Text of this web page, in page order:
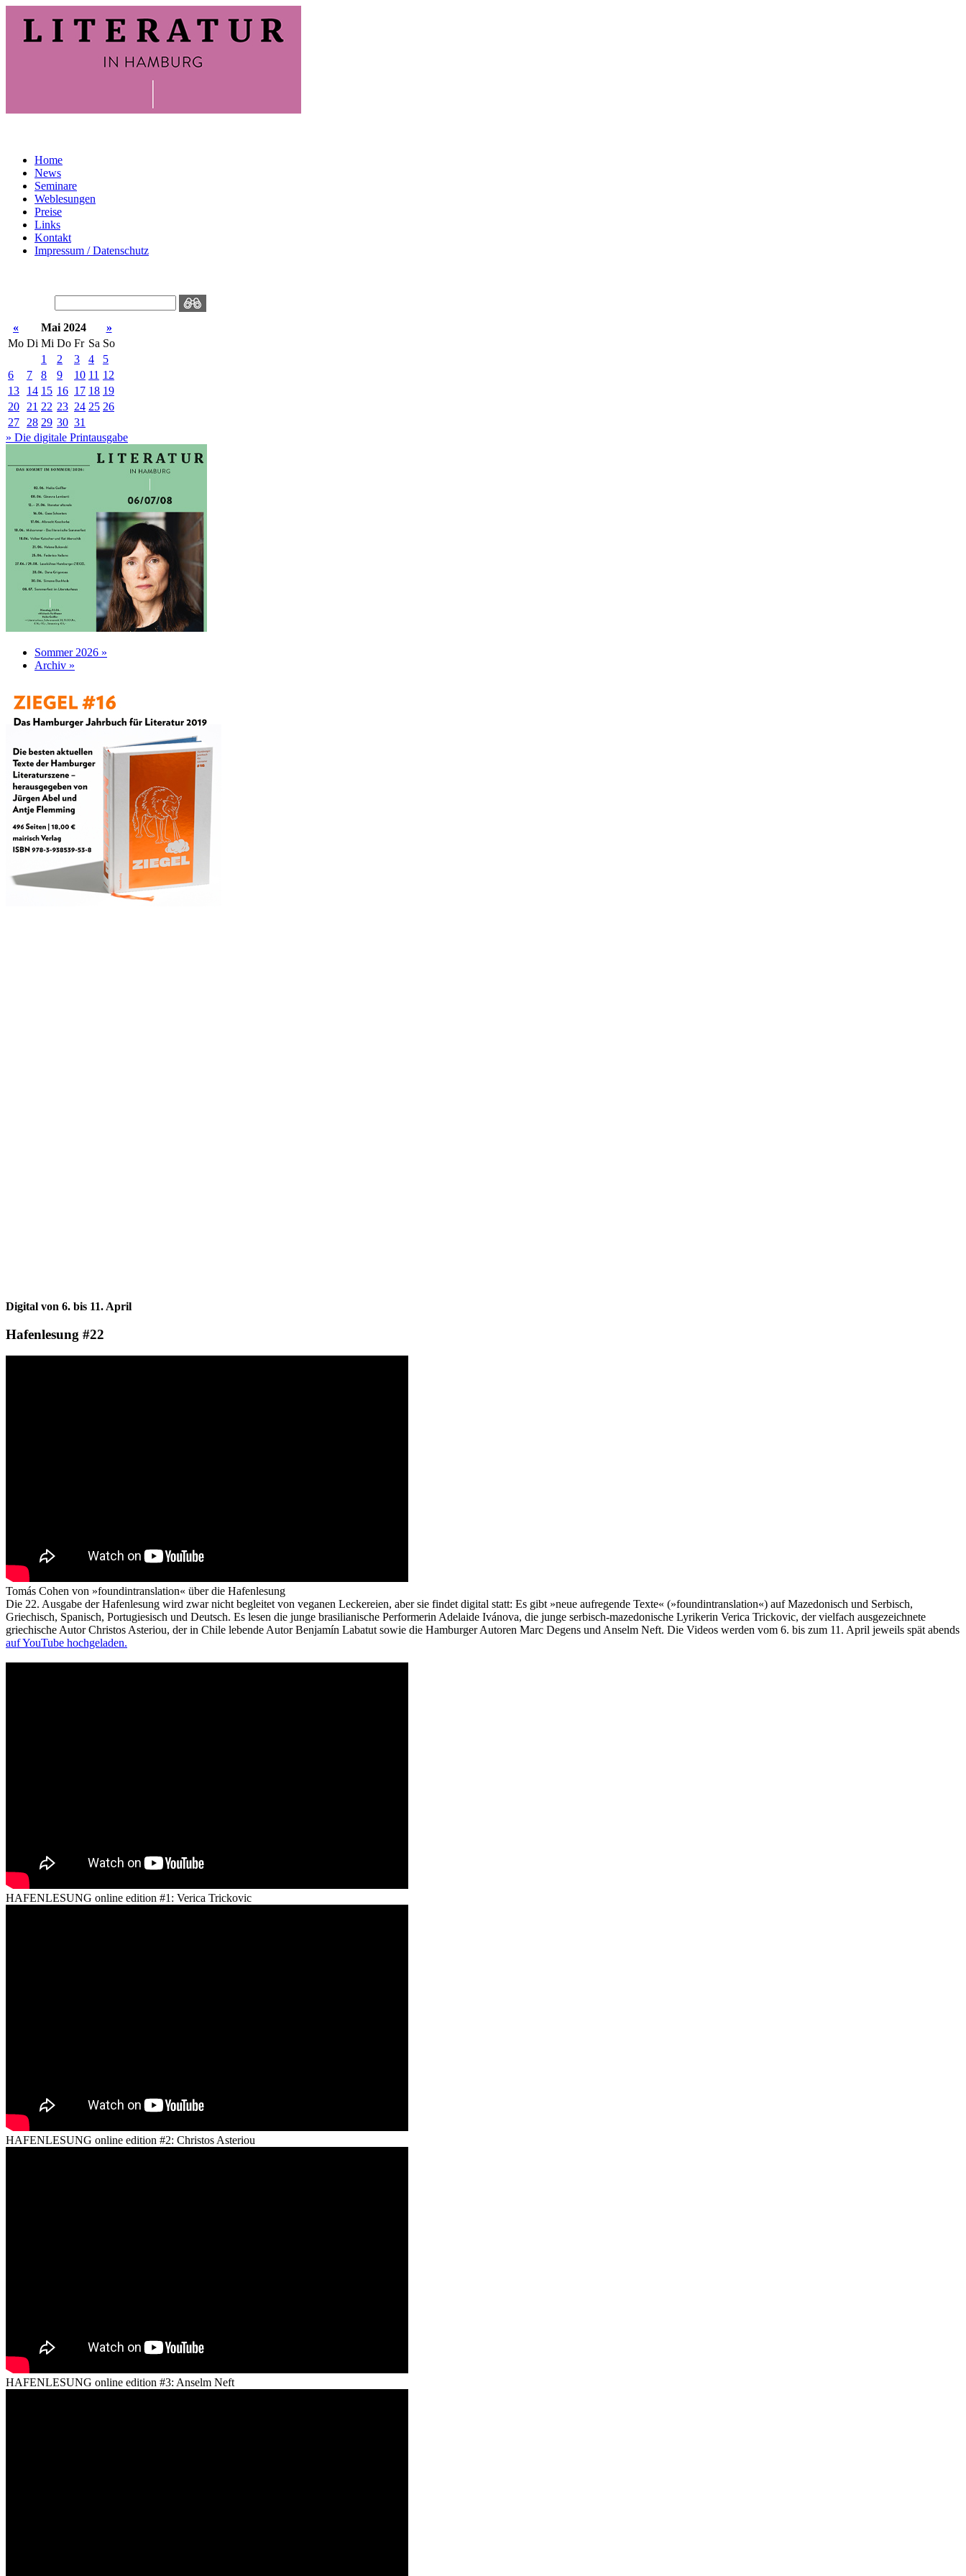
Home
News
Seminare
Weblesungen
Preise
Links
Kontakt
Impressum / Datenschutz
« Mai 2024
»
Mo Di Mi Do Fr Sa So
1
2 3 4
5
6
7 8 9 10 11 12
13
14 15 16 17 18 19
20
21 22 23 24 25 26
27
28 29 30 31
» Die digitale Printausgabe
Sommer 2026 »
Archiv »
Digital von 6. bis 11. April
Hafenlesung #22
Tomás Cohen von »foundintranslation« über die Hafenlesung
Die 22. Ausgabe der Hafenlesung wird zwar nicht begleitet von veganen Leckereien, aber sie findet digital statt: Es gibt »neue aufregende Texte« (»foundintranslation«) auf Mazedonisch und Serbisch,
Griechisch, Spanisch, Portugiesisch und Deutsch. Es lesen die junge brasilianische Performerin Adelaide Ivánova, die junge serbisch-mazedonische Lyrikerin Verica Trickovic, der vielfach ausgezeichnete
griechische Autor Christos Asteriou, der in Chile lebende Autor Benjamín Labatut sowie die Hamburger Autoren Marc Degens und Anselm Neft. Die Videos werden vom 6. bis zum 11. April jeweils spät abends
auf YouTube hochgeladen.
HAFENLESUNG online edition #1: Verica Trickovic
HAFENLESUNG online edition #2: Christos Asteriou
HAFENLESUNG online edition #3: Anselm Neft